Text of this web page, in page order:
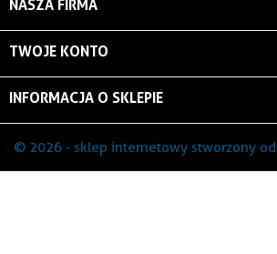
NASZA FIRMA
TWOJE KONTO
INFORMACJA O SKLEPIE
© 2026 - sklep internetowy stworzony